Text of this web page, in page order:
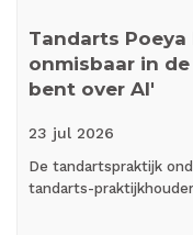
Tandarts
onmisbaar in
bent over AI'
23 jul 2026
De tandartspraktijk
tandarts-